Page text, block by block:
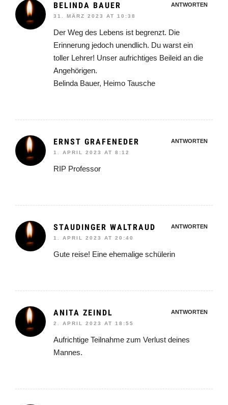
BELINDA BAUER
31. MÄRZ 2023 AT 10:38
ANTWORTEN
Der Weg des Lebens ist begrenzt. Die
Erinnerung jedoch unendlich. Du warst ein
toller Lehrer! Unser aufrichtiges Beileid an die
Angehörigen.
Belinda Bauer, Heimo Tausche
ERNST GRAFENEDER
1. APRIL 2023 AT 8:12
ANTWORTEN
RIP Professor
STAUDINGER WALTRAUD
1. APRIL 2023 AT 20:40
ANTWORTEN
Gute reise! Eine ehemalige schülerin
ANITA ZEINDL
2. APRIL 2023 AT 18:55
ANTWORTEN
Aufrichtige Teilnahme zum Verlust deines
Mannes.